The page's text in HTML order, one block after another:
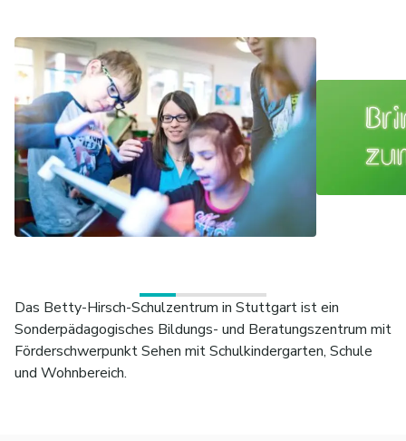
Das Betty-Hirsch-Schulzentrum in Stuttgart ist ein
Sonderpädagogisches Bildungs- und Beratungszentrum mit
Förderschwerpunkt Sehen mit Schulkindergarten, Schule
und Wohnbereich.